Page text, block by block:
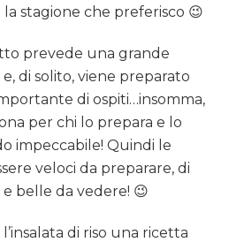
la stagione che preferisco 😉
prevede una grande
di solito, viene preparato
di ospiti…insomma,
per chi lo prepara e lo
impeccabile! Quindi le
veloci da preparare, di
belle da vedere! 😉
di riso una ricetta